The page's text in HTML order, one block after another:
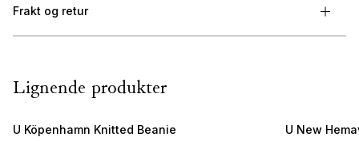
Frakt og retur
Lignende produkter
U Köpenhamn Knitted Beanie U New